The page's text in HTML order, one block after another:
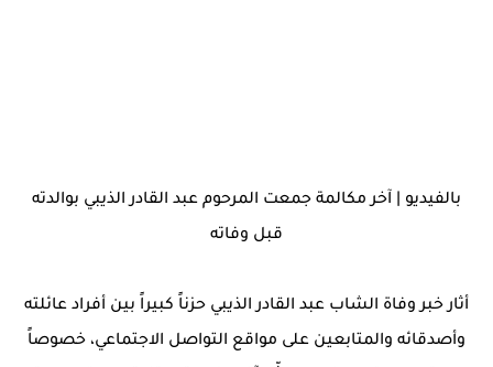
بالفيديو | آخر مكالمة جمعت المرحوم عبد القادر الذيبي بوالدته
قبل وفاته
أثار خبر وفاة الشاب عبد القادر الذيبي حزناً كبيراً بين أفراد عائلته
وأصدقائه والمتابعين على مواقع التواصل الاجتماعي، خصوصاً